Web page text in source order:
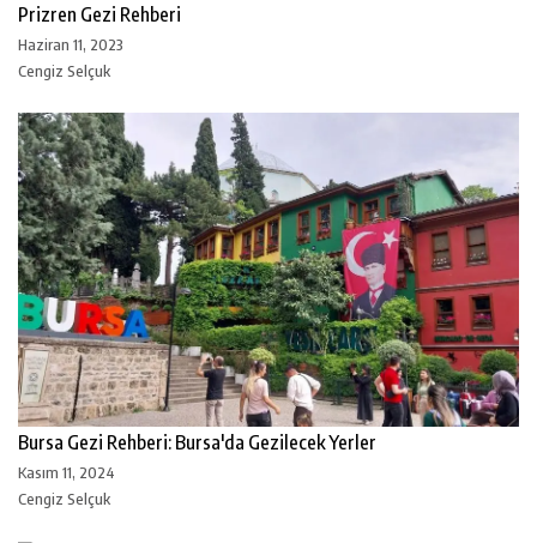
Prizren Gezi Rehberi
Haziran 11, 2023
Cengiz Selçuk
Bursa Gezi Rehberi: Bursa'da Gezilecek Yerler
Kasım 11, 2024
Cengiz Selçuk